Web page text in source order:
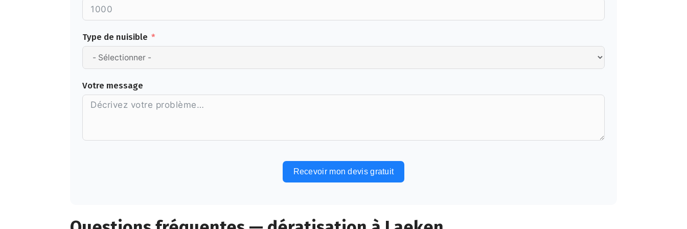
Type de nuisible
Votre message
Recevoir mon devis gratuit